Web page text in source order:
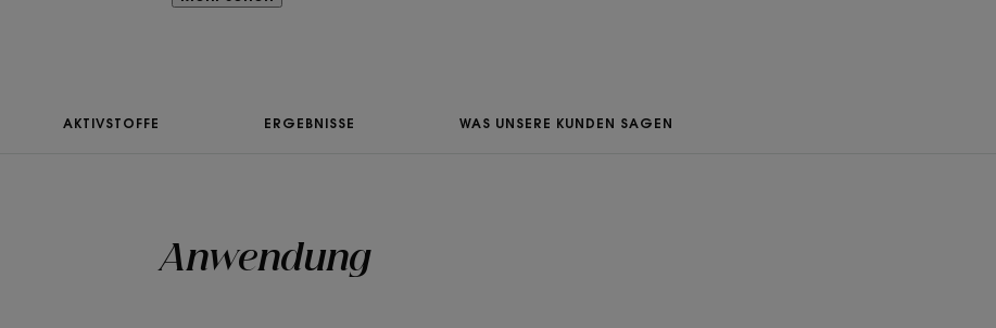
• Keine weissen Flecken – ohne Aluminiumsalze und Parabene formuliert.
AKTIVSTOFFE ERGEBNISSE WAS UNSERE KUNDEN SAGEN
Anwendung